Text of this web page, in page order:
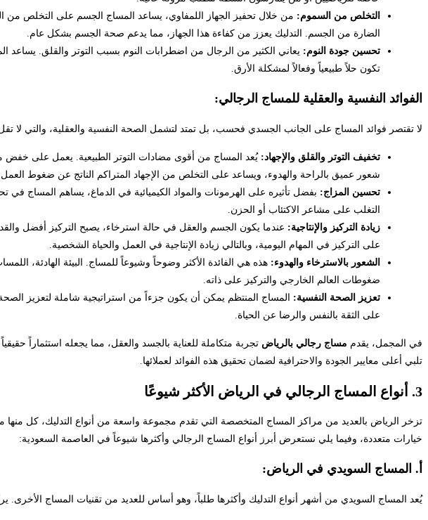
التخلص من السموم: من خلال تحفيز الجهاز اللمفاوي، يساعد المساج الجسم على التخلص من
الضارة من الجسم. التدليك يعزز من كفاءة هذا الجهاز، مما يدعم صحة الجسم بشكل عام.
تحسين جودة النوم: يعاني الكثير من الرجال من اضطرابات النوم بسبب التوتر والقلق.
تكون حلاً طبيعياً وفعالاً لمشكلة الأرق.
الفوائد النفسية والعقلية للمساج الرجالي:
لا تقتصر فوائد المساج على الجانب الجسدي فحسب، بل تمتد لتشمل الصحة النفسية والعقلية، والتي لا
تخفيف التوتر والقلق والإجهاد: يُعد المساج من أقوى مضادات التوتر الطبيعية. يعمل على خفض
شعور عميق بالراحة والهدوء، ويساعد على التخلص من الإجهاد المتراكم الناتج عن ضغوط العمل
تحسين المزاج: بفضل تأثيره على الهرمونات والمواد الكيميائية في الدماغ، يساهم المساج
التغلب على مشاعر الاكتئاب أو الحزن.
زيادة التركيز والإنتاجية: عندما يكون الجسم والعقل في حالة استرخاء، يصبح التركيز أفضل
على التركيز في المهام اليومية، وبالتالي زيادة الإنتاجية في العمل والحياة الشخصية.
الشعور بالاسترخاء والهدوء: هذه هي الفائدة الأكثر وضوحاً وشيوعاً للمساج. البيئة الهادئة،
ضغوطات العالم الخارجي والتركيز على ذاته.
تعزيز الصحة النفسية: المساج المنتظم يمكن أن يكون جزءاً من استراتيجية شاملة لتعزيز
على الثقة بالنفس والرضا عن الحياة.
في المجمل، يقدم مساج رجالي بالرياض تجربة متكاملة للعناية بالجسد والعقل، مما يجعله استثماراً
تلبي أعلى معايير الجودة والاحترافية لضمان تحقيق هذه الفوائد لعملائها.
3. أنواع المساج الرجالي في الرياض الأكثر شيوعًا
تزخر الرياض بالعديد من مراكز المساج المتخصصة التي تقدم مجموعة واسعة من أنواع التدليك، كل منها
خيارات متعددة، وفيما يلي نستعرض أبرز أنواع المساج الرجالي وأكثرها شيوعاً في العاصمة السعودية:
أ. المساج السويدي في الرياض:
يُعد المساج السويدي من أشهر أنواع التدليك وأكثرها طلباً، وهو أساس للعديد من تقنيات المساج الأخرى.